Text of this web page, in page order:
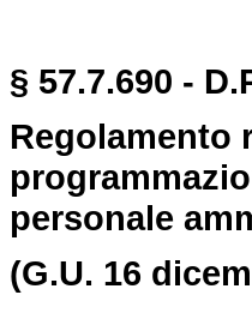
§ 57.7.690 -
Regolamento
personale
(G.U. 16